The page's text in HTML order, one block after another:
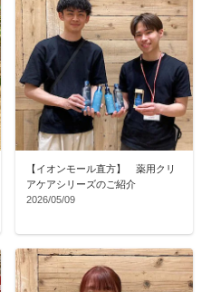
【イオンモール直方】 薬用クリ
アケアシリーズのご紹介
2026/05/09